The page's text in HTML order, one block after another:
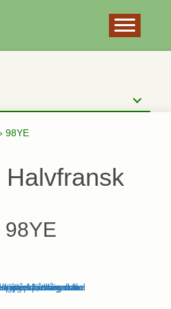
98YE
Halvfransk
98YE